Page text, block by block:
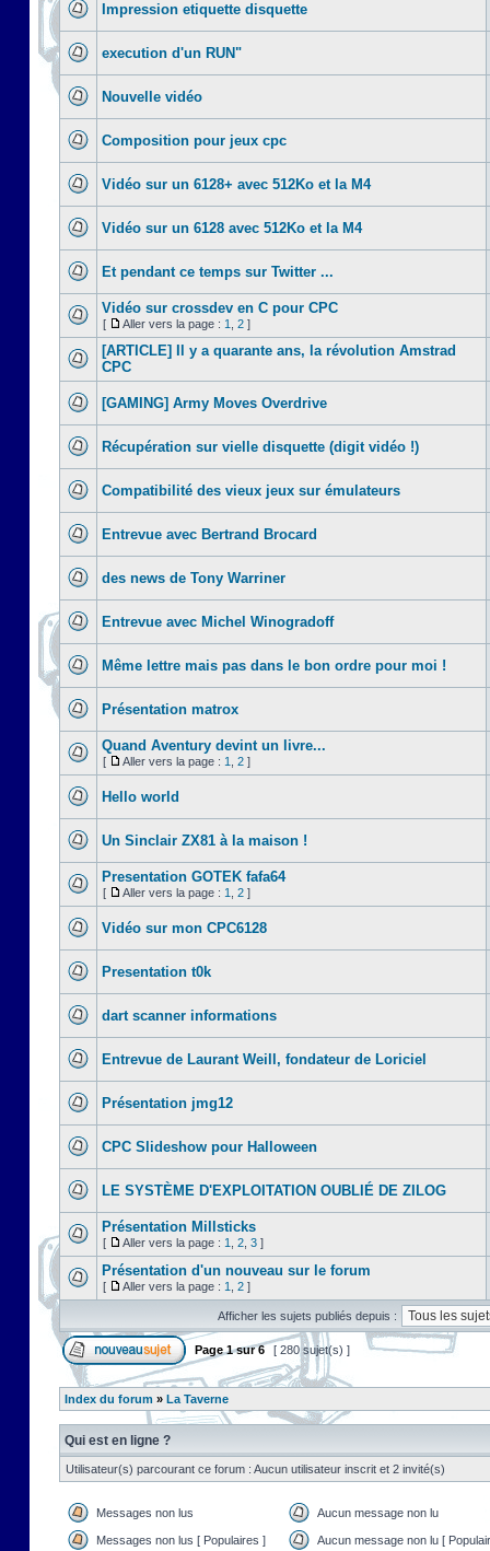
Impression etiquette disquette
execution d'un RUN"
Nouvelle vidéo
Composition pour jeux cpc
Vidéo sur un 6128+ avec 512Ko et la M4
Vidéo sur un 6128 avec 512Ko et la M4
Et pendant ce temps sur Twitter ...
Vidéo sur crossdev en C pour CPC
[ Aller vers la page : 1 2 ]
[ARTICLE] Il y a quarante ans, la révolution Amstrad
CPC
[GAMING] Army Moves Overdrive
Récupération sur vielle disquette (digit vidéo !)
Compatibilité des vieux jeux sur émulateurs
Entrevue avec Bertrand Brocard
des news de Tony Warriner
Entrevue avec Michel Winogradoff
Même lettre mais pas dans le bon ordre pour moi !
Présentation matrox
Quand Aventury devint un livre...
[ Aller vers la page : 1 2 ]
Hello world
Un Sinclair ZX81 à la maison !
Presentation GOTEK fafa64
[ Aller vers la page : 1 2 ]
Vidéo sur mon CPC6128
Presentation t0k
dart scanner informations
Entrevue de Laurant Weill, fondateur de Loriciel
Présentation jmg12
CPC Slideshow pour Halloween
LE SYSTÈME D'EXPLOITATION OUBLIÉ DE ZILOG
Présentation Millsticks
[ Aller vers la page : 1 2 3 ]
Présentation d'un nouveau sur le forum
[ Aller vers la page : 1 2 ]
Afficher les sujets publiés depuis :
Page1sur6 [ 280 sujet(s) ]
Index du forum » La Taverne
Qui est en ligne ?
Utilisateur(s) parcourant ce forum : Aucun utilisateur inscrit et 2 invité(s)
Messages non lus Aucun message non lu
Messages non lus [ Populaires ] Aucun message non lu [